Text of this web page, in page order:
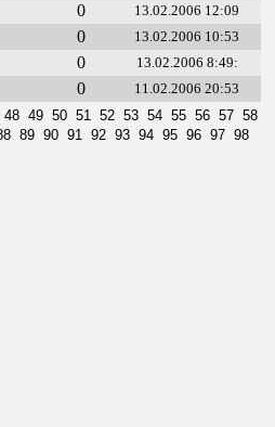
0
13.02.2006 12:09
0
13.02.2006 10:53
0
13.02.2006 8:49:
0 11.02.2006 20:53
48 49 50 51 52 53 54 55 56 57 58
89 90 91 92 93 94 95 96 97 98